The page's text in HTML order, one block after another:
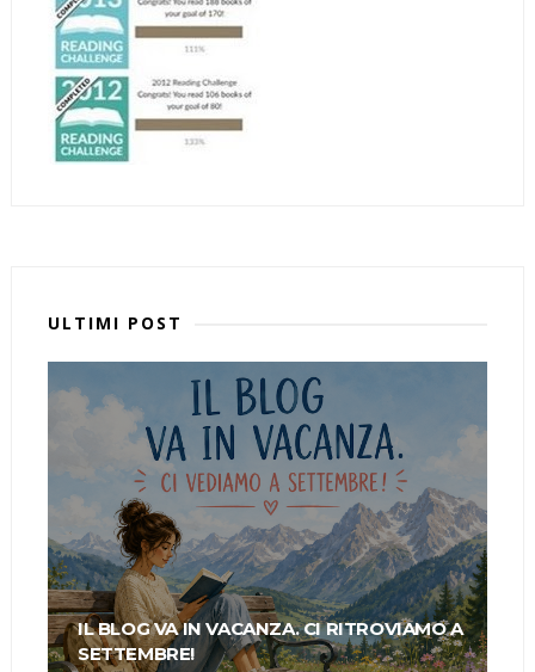
ULTIMI POST
IL BLOG VA IN VACANZA. CI RITROVIAMO A
SETTEMBRE!